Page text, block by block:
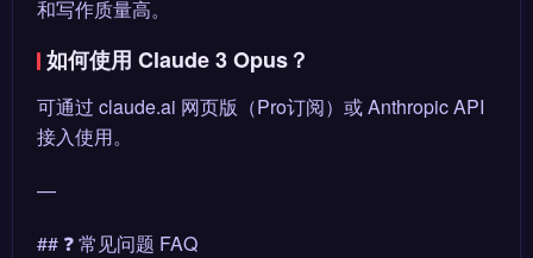
和写作质量高。
如何使用 Claude 3 Opus？
可通过 claude.ai 网页版（Pro订阅）或 Anthropic API
接入使用。
—
## ❓ 常见问题 FAQ